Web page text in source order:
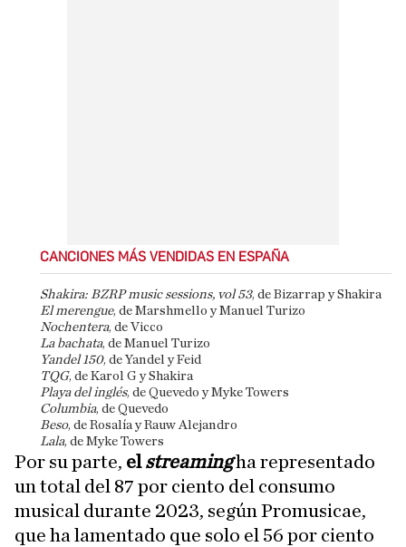
CANCIONES MÁS VENDIDAS EN ESPAÑA
Shakira: BZRP music sessions, vol 53, de Bizarrap y Shakira
El merengue, de Marshmello y Manuel Turizo
Nochentera, de Vicco
La bachata, de Manuel Turizo
Yandel 150, de Yandel y Feid
TQG, de Karol G y Shakira
Playa del inglés, de Quevedo y Myke Towers
Columbia, de Quevedo
Beso, de Rosalía y Rauw Alejandro
Lala, de Myke Towers
Por su parte, elstreamingha representado
un total del 87 por ciento del consumo
musical durante 2023, según Promusicae,
que ha lamentado que solo el 56 por ciento